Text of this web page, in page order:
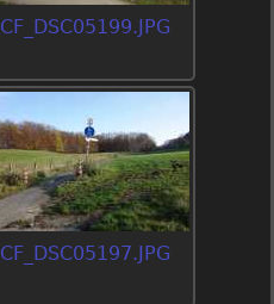
CF_DSC05199.JPG
CF_DSC05197.JPG